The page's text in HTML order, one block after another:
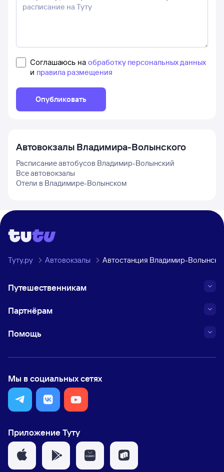
Соглашаюсь на обработку персональных данных
и правила размещения
Опубликовать
Автовокзалы Владимира-Волынского
Расписание автобусов Владимир-Волынский
Все автовокзалы
Отели в Владимире-Волынском
Туту.ру Автовокзалы Автостанция Владимир-
Путешественникам
Партнёрам
Помощь
Мы в социальных сетях
Приложение Туту